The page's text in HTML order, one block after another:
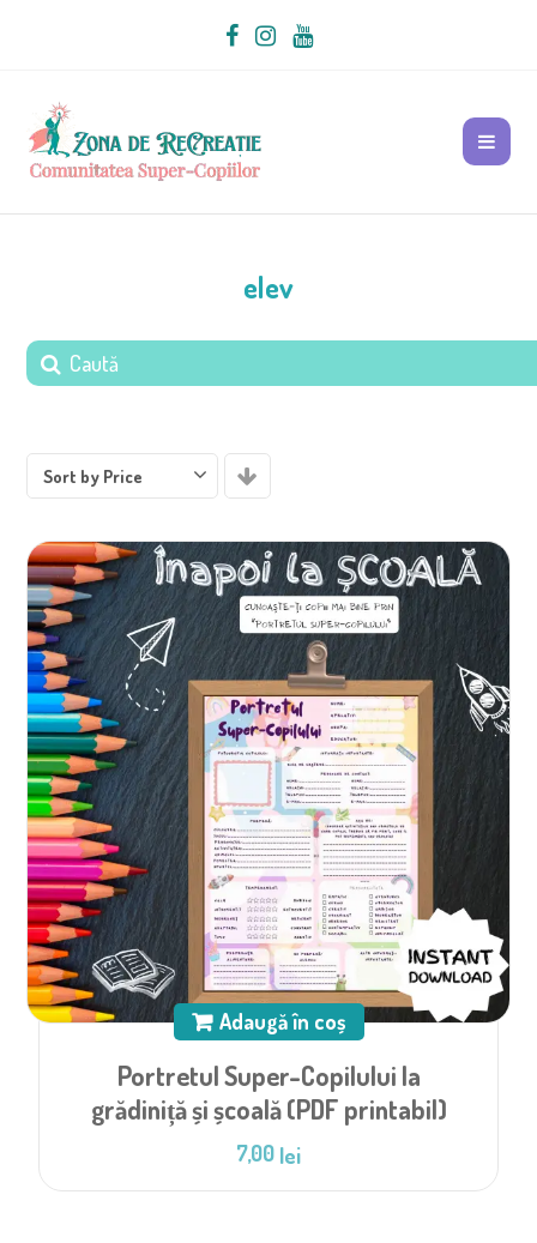
elev
Sort by Price
Adaugă în coș
Portretul Super-Copilului la
grădiniță și școală (PDF printabil)
7,00 lei